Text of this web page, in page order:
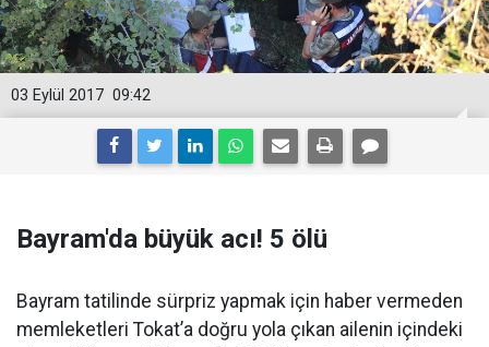
09:42
03 Eylül 2017
Bayram'da büyük acı! 5 ölü
Bayram tatilinde sürpriz yapmak için haber vermeden
memleketleri Tokat’a doğru yola çıkan ailenin içindeki